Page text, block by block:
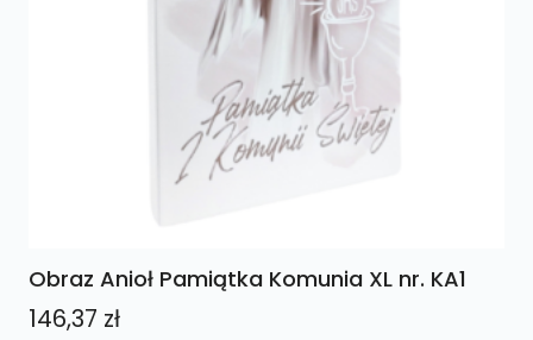
Obraz Anioł Pamiątka Komunia XL nr. KA1
146,37 zł